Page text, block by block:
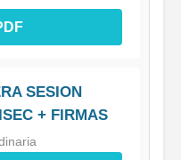
SESION
+ FIRMAS